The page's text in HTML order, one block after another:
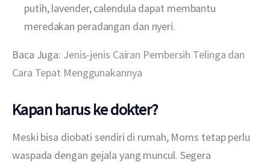
putih, lavender, calendula dapat membantu
meredakan peradangan dan nyeri.
Baca Juga: Jenis-jenis Cairan Pembersih Telinga dan
Cara Tepat Menggunakannya
Kapan harus ke dokter?
Meski bisa diobati sendiri di rumah, Moms tetap perlu
waspada dengan gejala yang muncul. Segera